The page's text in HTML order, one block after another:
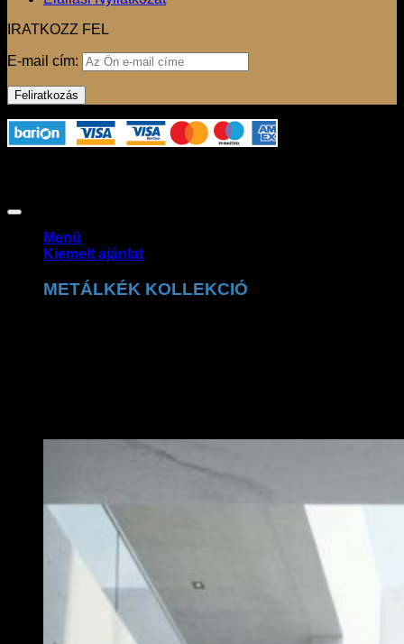
IRATKOZZ FEL
E-mail cím:
Menü
Kiemelt ajánlat
METÁLKÉK KOLLEKCIÓ